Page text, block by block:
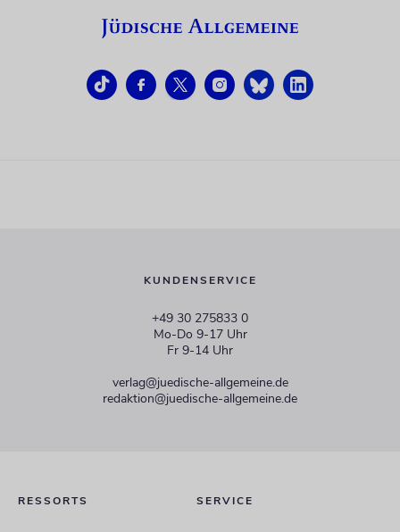
KUNDENSERVICE
+49 30 275833 0
Mo-Do 9-17 Uhr
Fr 9-14 Uhr
verlag@juedische-allgemeine.de
redaktion@juedische-allgemeine.de
RESSORTS SERVICE